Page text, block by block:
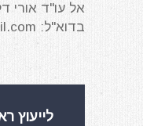
בדוא"ל:
לייעוץ